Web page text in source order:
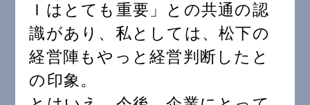
Ｉはとても重要」との共通の認
識があり、私としては、松下の
経営陣もやっと経営判断したと
の印象。